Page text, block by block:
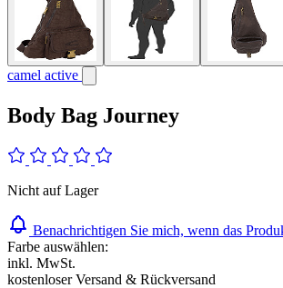
camel active
Body Bag Journey
Nicht auf Lager
Benachrichtigen Sie mich, wenn das
Farbe auswählen:
inkl. MwSt.
kostenloser Versand & Rückversand